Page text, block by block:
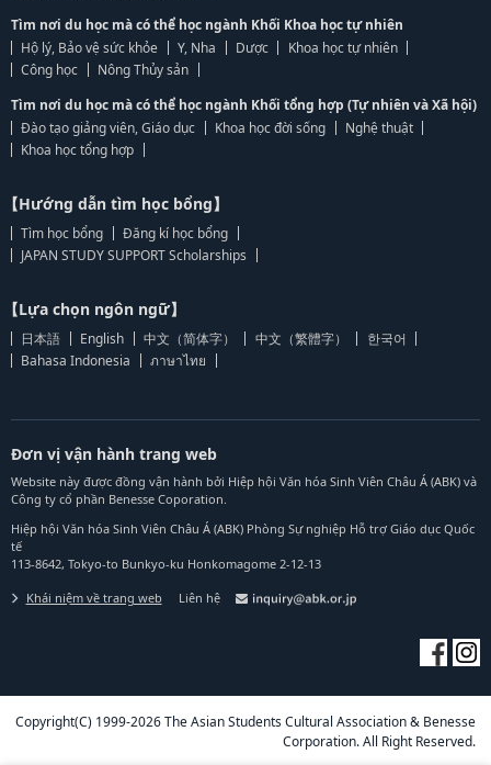
Tìm nơi du học mà có thể học ngành Khối Khoa học tự nhiên
Hộ lý, Bảo vệ sức khỏe
Y, Nha Dược
Khoa học tự nhiên
Công học
Nông Thủy sản
Tìm nơi du học mà có thể học ngành Khối tổng hợp (Tự nhiên và Xã hội)
Đào tạo giảng viên, Giáo dục
Khoa học đời sống
Nghệ thuật
Khoa học tổng hợp
【Hướng dẫn tìm học bổng】
Tìm học bổng
Đăng kí học bổng
JAPAN STUDY SUPPORT Scholarships
【Lựa chọn ngôn ngữ】
日本語 English 中文（简体字） 中文（繁體字）
한국어
Bahasa Indonesia
ภาษาไทย
Đơn vị vận hành trang web
Website này được đồng vận hành bởi Hiệp hội Văn hóa Sinh Viên Châu Á (ABK) và
Công ty cổ phần Benesse Coporation.
Hiệp hội Văn hóa Sinh Viên Châu Á (ABK) Phòng Sự nghiệp Hỗ trợ Giáo dục Quốc
tế
113-8642, Tokyo-to Bunkyo-ku Honkomagome 2-12-13
Khái niệm về trang web Liên hệ
Copyright(C) 1999-2026 The Asian Students Cultural Association & Benesse
Corporation. All Right Reserved.